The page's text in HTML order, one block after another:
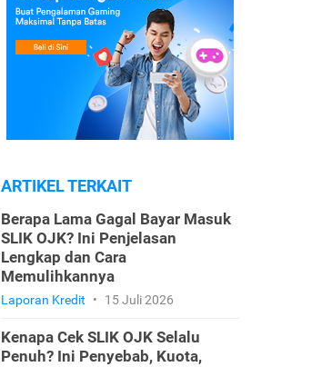
ARTIKEL TERKAIT
Berapa Lama Gagal Bayar Masuk
SLIK OJK? Ini Penjelasan
Lengkap dan Cara
Memulihkannya
Laporan Kredit • 15 Juli 2026
Kenapa Cek SLIK OJK Selalu
Penuh? Ini Penyebab, Kuota,